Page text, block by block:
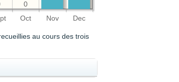
Oct Nov Dec
0
au cours des trois